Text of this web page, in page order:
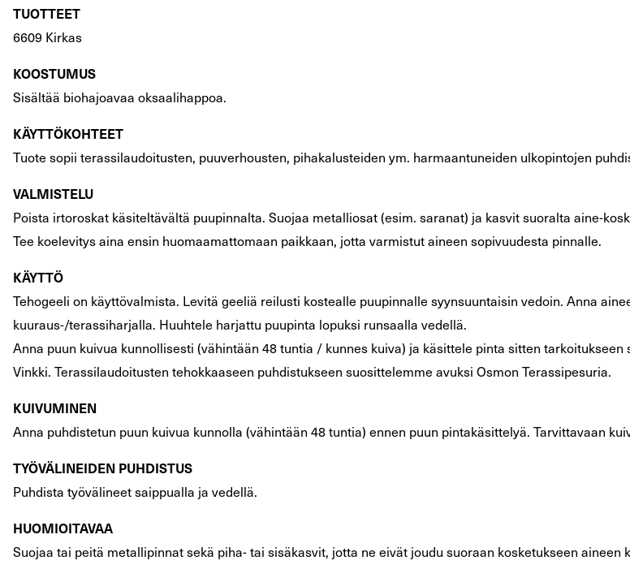
TUOTTEET
6609 Kirkas
KOOSTUMUS
Sisältää biohajoavaa oksaalihappoa.
KÄYTTÖKOHTEET
Tuote sopii terassilaudoitusten, puuverhousten, pihakalusteiden ym. harmaantuneiden ulkopintojen
VALMISTELU
Poista irtoroskat käsiteltävältä puupinnalta. Suojaa metalliosat (esim. saranat) ja kasvit suoralta aine-
Tee koelevitys aina ensin huomaamattomaan paikkaan, jotta varmistut aineen sopivuudesta pinnalle.
KÄYTTÖ
Tehogeeli on käyttövalmista. Levitä geeliä reilusti kostealle puupinnalle syynsuuntaisin vedoin. Anna
kuuraus-/terassiharjalla. Huuhtele harjattu puupinta lopuksi runsaalla vedellä.
Anna puun kuivua kunnollisesti (vähintään 48 tuntia / kunnes kuiva) ja käsittele pinta sitten
Vinkki. Terassilaudoitusten tehokkaaseen puhdistukseen suosittelemme avuksi Osmon Terassipesuria.
KUIVUMINEN
Anna puhdistetun puun kuivua kunnolla (vähintään 48 tuntia) ennen puun pintakäsittelyä. Tarvittavaan
TYÖVÄLINEIDEN PUHDISTUS
Puhdista työvälineet saippualla ja vedellä.
HUOMIOITAVAA
Suojaa tai peitä metallipinnat sekä piha- tai sisäkasvit, jotta ne eivät joudu suoraan kosketukseen aineen